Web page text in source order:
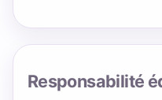
Responsabilité